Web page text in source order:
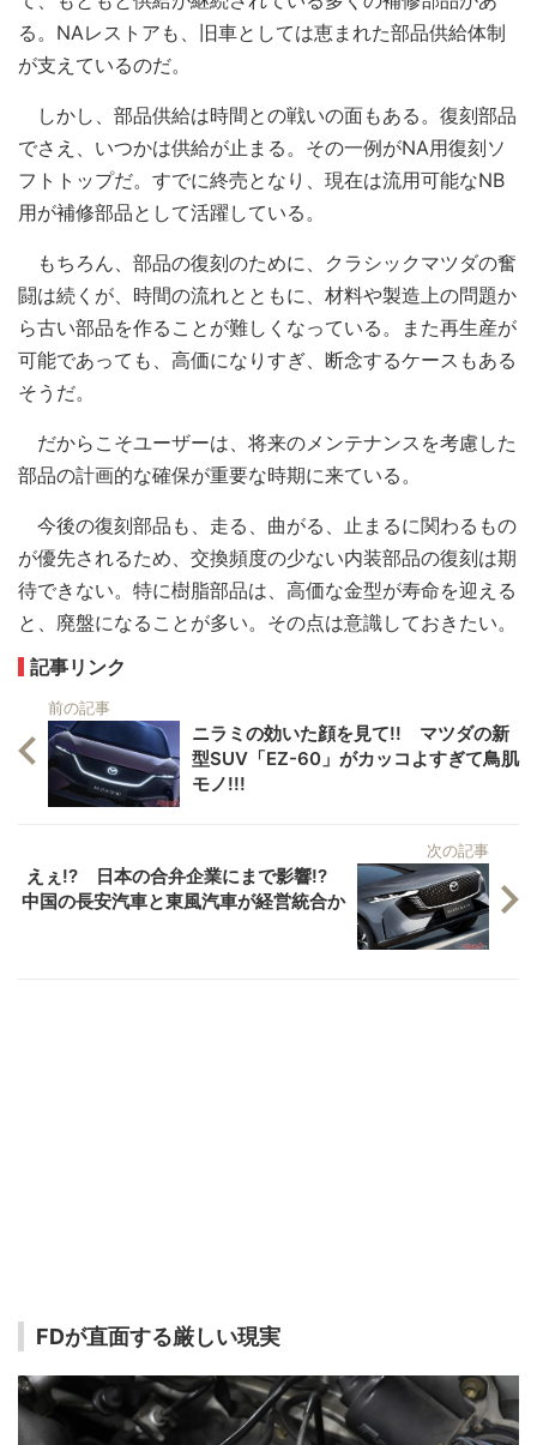
る。NAレストアも、旧車としては恵まれた部品供給体制
が支えているのだ。
しかし、部品供給は時間との戦いの面もある。復刻部品
でさえ、いつかは供給が止まる。その一例がNA用復刻ソ
フトトップだ。すでに終売となり、現在は流用可能なNB
用が補修部品として活躍している。
もちろん、部品の復刻のために、クラシックマツダの奮
闘は続くが、時間の流れとともに、材料や製造上の問題か
ら古い部品を作ることが難しくなっている。また再生産が
可能であっても、高価になりすぎ、断念するケースもある
そうだ。
だからこそユーザーは、将来のメンテナンスを考慮した
部品の計画的な確保が重要な時期に来ている。
今後の復刻部品も、走る、曲がる、止まるに関わるもの
が優先されるため、交換頻度の少ない内装部品の復刻は期
待できない。特に樹脂部品は、高価な金型が寿命を迎える
と、廃盤になることが多い。その点は意識しておきたい。
記事リンク
前の記事
ニラミの効いた顔を見て!! マツダの新
型SUV「EZ-60」がカッコよすぎて鳥肌
モノ!!!
次の記事
えぇ!? 日本の合弁企業にまで影響!?
中国の長安汽車と東風汽車が経営統合か
FDが直面する厳しい現実